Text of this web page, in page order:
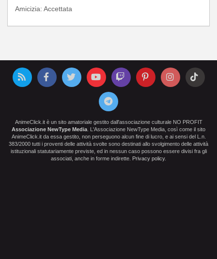
Amicizia: Accettata
AnimeClick.it è un sito amatoriale gestito dall'associazione culturale NO PROFIT
Associazione NewType Media . L'Associazione NewType Media, così come il sito
AnimeClick.it da essa gestito, non perseguono alcun fine di lucro, e ai sensi del L.n.
383/2000 tutti i proventi delle attività svolte sono destinati allo svolgimento delle attività
istituzionali statutariamente previste, ed in nessun caso possono essere divisi fra gli
associati, anche in forme indirette.
Privacy policy.